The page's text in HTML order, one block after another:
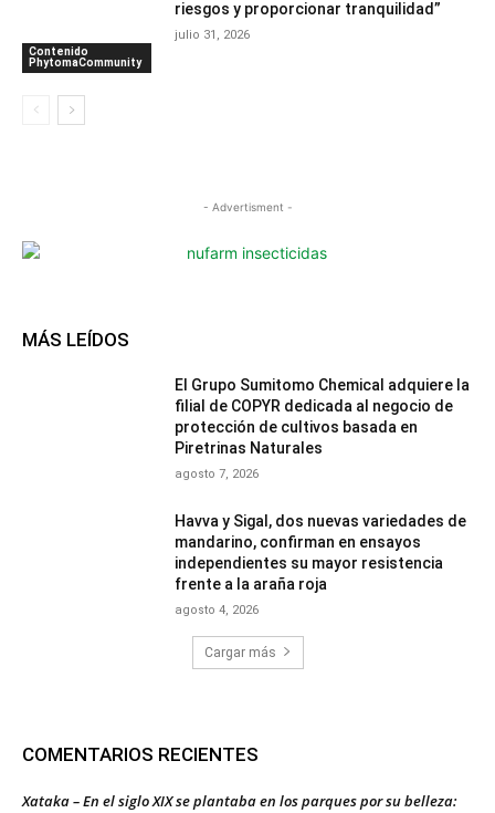
Contenido
PhytomaCommunity
riesgos y proporcionar tranquilidad”
julio 31, 2026
- Advertisment -
MÁS LEÍDOS
El Grupo Sumitomo Chemical adquiere la
filial de COPYR dedicada al negocio de
protección de cultivos basada en
Piretrinas Naturales
agosto 7, 2026
Havva y Sigal, dos nuevas variedades de
mandarino, confirman en ensayos
independientes su mayor resistencia
frente a la araña roja
agosto 4, 2026
Cargar más
COMENTARIOS RECIENTES
Xataka – En el siglo XIX se plantaba en los parques por su belleza: